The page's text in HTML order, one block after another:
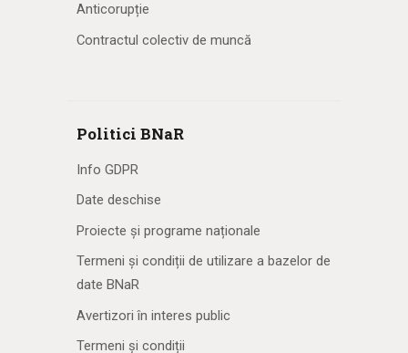
Anticorupție
Contractul colectiv de muncă
Politici BNaR
Info GDPR
Date deschise
Proiecte și programe naționale
Termeni și condiții de utilizare a bazelor de
date BNaR
Avertizori în interes public
Termeni și condiții